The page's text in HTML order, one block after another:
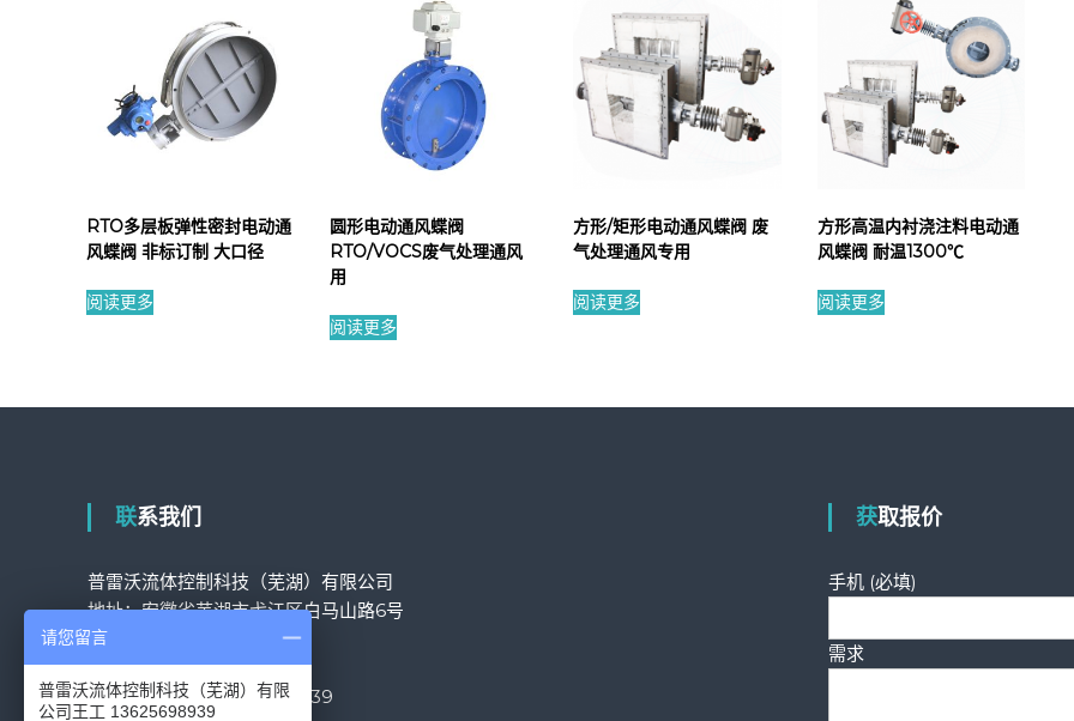
RTO多层板弹性密封电动通
风蝶阀 非标订制 大口径
阅读更多
圆形电动通风蝶阀
RTO/VOCS废气处理通风
用
阅读更多
方形/矩形电动通风蝶阀 废
气处理通风专用
阅读更多
方形高温内衬浇注料电动通
风蝶阀 耐温1300℃
阅读更多
联系我们
普雷沃流体控制科技（芜湖）有限公司
地址：安徽省芜湖市弋江区白马山路6号
固话：
固话：05533801388
网销专员：王工13625698939
获取报价
手机 (必填)
需求
请您留言
普雷沃流体控制科技（芜湖）有限
公司王工 13625698939